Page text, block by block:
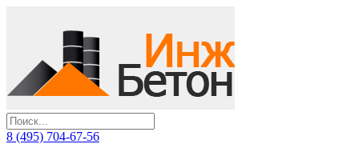
8 (495) 704-67-56